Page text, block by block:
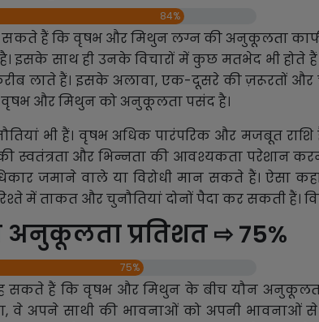
84%
सकते हैं कि वृषभ और मिथुन लग्न की अनुकूलता काफी
इसके साथ ही उनके विचारों में कुछ मतभेद भी होते
लाते हैं। इसके अलावा, एक-दूसरे की ज़रूरतों
वृषभ और मिथुन को अनुकूलता पसंद है।
भी हैं। वृषभ अधिक पारंपरिक और मजबूत राशि
की स्वतंत्रता और भिन्नता की आवश्यकता परेशान
जमाने वाले या विरोधी मान सकते हैं।
में ताकत और चुनौतियां दोनों पैदा कर सकती हैं।
प्रतिशत ⇨ 75%
75%
सकते हैं कि वृषभ और मिथुन के बीच यौन
वे अपने साथी की भावनाओं को अपनी